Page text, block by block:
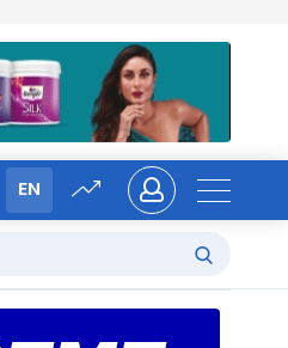
EN